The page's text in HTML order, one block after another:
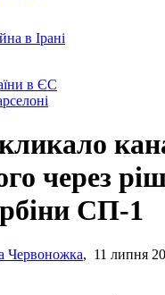
в Ірані
в ЄС
через
СП-1
Червоножка, 11 липня